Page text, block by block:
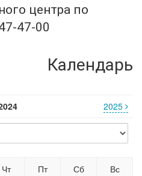
центра по
47-00
Календарь
2025
Чт Пт Сб
Вс